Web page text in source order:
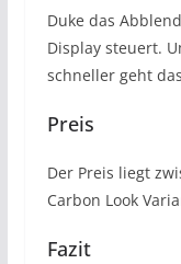
Duke das
Display steuert.
schneller geht
Preis
Der Preis liegt
Carbon Look
Fazit